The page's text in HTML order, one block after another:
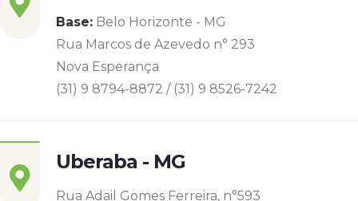
Base: Belo Horizonte - MG
Rua Marcos de Azevedo n° 293
Nova Esperança
(31) 9 8794-8872 / (31) 9 8526-7242
Uberaba - MG
Rua Adail Gomes Ferreira, n°593